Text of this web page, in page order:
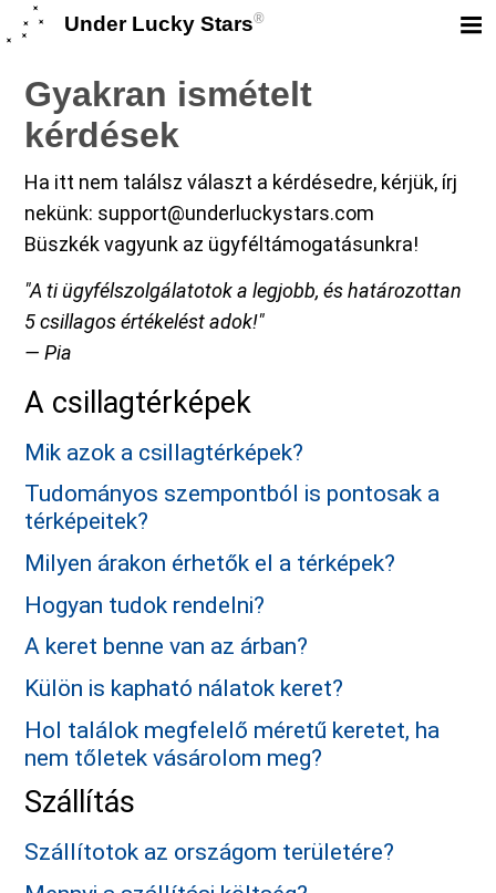
Under Lucky Stars®
Gyakran ismételt
kérdések
Ha itt nem találsz választ a kérdésedre, kérjük, írj
nekünk: support@underluckystars.com
Büszkék vagyunk az ügyféltámogatásunkra!
"A ti ügyfélszolgálatotok a legjobb, és határozottan
5 csillagos értékelést adok!"
— Pia
A csillagtérképek
Mik azok a csillagtérképek?
Tudományos szempontból is pontosak a
térképeitek?
Milyen árakon érhetők el a térképek?
Hogyan tudok rendelni?
A keret benne van az árban?
Külön is kapható nálatok keret?
Hol találok megfelelő méretű keretet, ha
nem tőletek vásárolom meg?
Szállítás
Szállítotok az országom területére?